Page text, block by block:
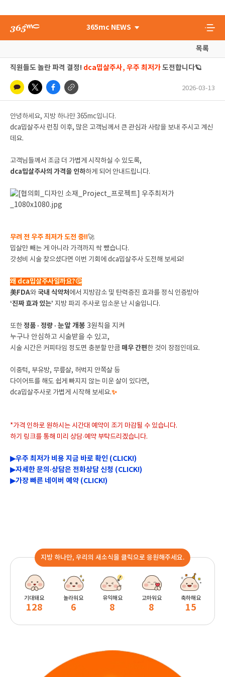
365mc NEWS
목록
직원들도 놀란 파격 결정! dca밉살주사, 우주 최저가도전합니다🪐
2026-03-13
안녕하세요, 지방 하나만 365mc입니다.
dca밉살주사 런칭 이후, 많은 고객님께서 큰 관심과 사랑을 보내 주시고 계신
데요.
고객님들께서 조금 더 가볍게 시작하실 수 있도록,
dca밉살주사의 가격을 인하하게 되어 안내드립니다.
무려 전 우주 최저가 도전 중!!🚀
밉살만 빼는 게 아니라 가격까지 싹 뺐습니다.
갓성비 시술 찾으셨다면 이번 기회에 dca밉살주사 도전해 보세요!
왜 dca밉살주사일까요?🤔
美FDA와 국내 식약처에서 지방감소 및 탄력증진 효과를 정식 인증받아
‘진짜 효과 있는’ 지방 파괴 주사로 입소문 난 시술입니다.
또한정품 · 정량 · 눈앞 개봉 3원칙을 지켜
누구나 안심하고 시술받을 수 있고,
시술 시간은 커피타임 정도면 충분할 만큼 매우 간편한 것이 장점인데요.
이중턱, 부유방, 무릎살, 허벅지 안쪽살 등
다이어트를 해도 쉽게 빠지지 않는 미운 살이 있다면,
dca밉살주사로 가볍게 시작해 보세요.✨
*가격 인하로 원하시는 시간대 예약이 조기 마감될 수 있습니다.
하기 링크를 통해 미리 상담·예약 부탁드리겠습니다.
▶우주 최저가 비용 지금 바로 확인 (CLICK!)
▶자세한 문의 ·상담은 전화상담 신청 (CLICK!)
▶가장 빠른 네이버 예약 (CLICK!)
지방 하나만, 우리의 새소식을 클릭으로 응원해주세요.
기대돼요
128
놀라워요
6
유익해요
8
고마워요
8
축하해요
15